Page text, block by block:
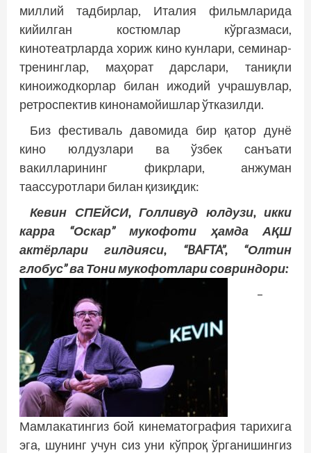
миллий тадбирлар, Италия фильмларида
кийилган костюмлар кўргазмаси,
кинотеатрларда хориж кино кунлари, семинар-
тренинг­лар, маҳорат дарслари, таниқли
киноижодкорлар билан ижодий учрашувлар,
ретроспектив кинонамойишлар ўтказилди.
Биз фестиваль давомида бир қатор дунё
кино юлдузлари ва ўзбек санъати
вакилларининг фикрлари, анжуман
таассуротлари билан қизиқдик:
Кевин СПЕЙСИ, Голливуд юлдузи, икки
карра “Оскар” мукофоти ҳамда АҚШ
актёрлари гилдияси, “BAFTA”, “Олтин
глобус” ва Тони мукофотлари совриндори:
–
Мамлакатингиз бой кинематография тарихига
эга, шунинг учун сиз уни кўпроқ ўрганишингиз